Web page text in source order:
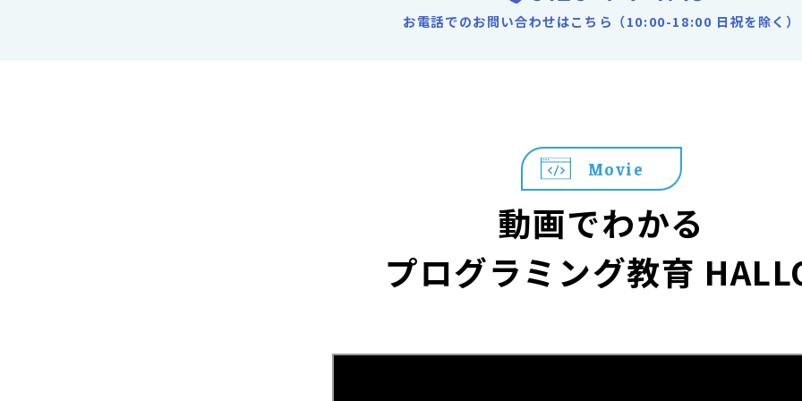
お電話でのお問い合わせはこちら（10:00-18:00 日祝を除く）
Movie
動画でわかる
プログラミング教育